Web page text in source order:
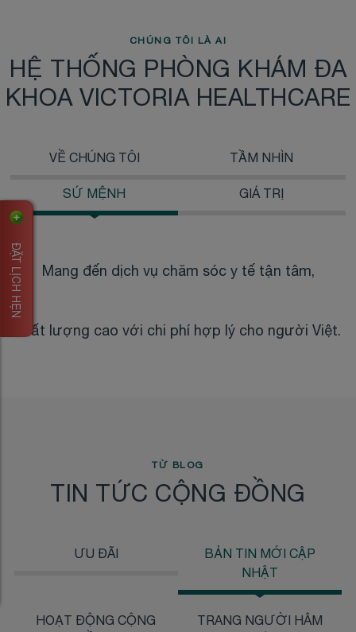
CHÚNG TÔI LÀ AI
HỆ THỐNG PHÒNG KHÁM ĐA
KHOA VICTORIA HEALTHCARE
VỀ CHÚNG TÔI TẦM NHÌN
SỨ MỆNH GIÁ TRỊ
Mang đến dịch vụ chăm sóc y tế tận tâm,
chất lượng cao với chi phí hợp lý cho người Việt.
TỪ BLOG
TIN TỨC CỘNG ĐỒNG
ƯU ĐÃI
BẢN TIN MỚI CẬP
NHẬT
HOẠT ĐỘNG CỘNG TRANG NGƯỜI HÂM
ĐẶT LỊCH HẸN